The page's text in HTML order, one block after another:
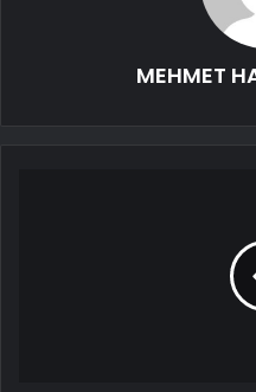
MEHMET